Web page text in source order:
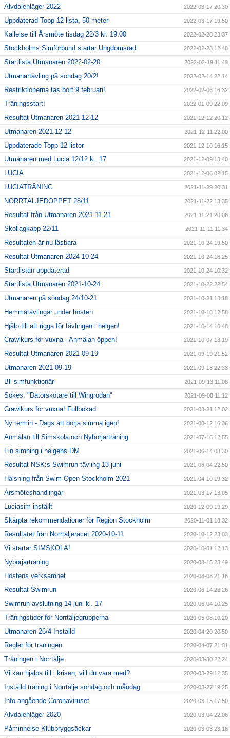
Älvdalenläger 2022 2022-03-17 20:30
Uppdaterad Topp 12-lista, 50 meter 2022-03-17 19:50
Kallelse till Årsmöte tisdag 22/3 kl. 19.00 2022-02-28 23:37
Stockholms Simförbund startar Ungdomsråd 2022-02-23 12:48
Startlista Utmanaren 2022-02-20 2022-02-19 11:49
Utmanartävling på söndag 20/2! 2022-02-14 22:14
Restriktionerna tas bort 9 februari! 2022-02-06 16:32
Träningsstart! 2022-01-09 22:09
Resultat Utmanaren 2021-12-12 2021-12-12 20:12
Utmanaren 2021-12-12 2021-12-11 22:00
Uppdaterade Topp 12-listor 2021-12-10 16:15
Utmanaren med Lucia 12/12 kl. 17 2021-12-09 13:40
LUCIA 2021-12-06 02:15
LUCIATRÄNING 2021-11-29 20:31
NORRTÄLJEDOPPET 28/11 2021-11-22 13:35
Resultat från Utmanaren 2021-11-21 2021-11-21 20:06
Skollagkapp 22/11 2021-11-11 11:34
Resultaten är nu läsbara 2021-10-24 19:50
Resultat Utmanaren 2024-10-24 2021-10-24 18:25
Startlistan uppdaterad 2021-10-24 10:32
Startlista Utmanaren 2021-10-24 2021-10-22 22:54
Utmanaren på söndag 24/10-21 2021-10-21 13:18
Hemmatävlingar under hösten 2021-10-18 12:58
Hjälp till att rigga för tävlingen i helgen! 2021-10-14 16:48
Crawlkurs för vuxna - Anmälan öppen! 2021-10-07 13:19
Resultat Utmanaren 2021-09-19 2021-09-19 21:52
Utmanaren 2021-09-19 2021-09-18 22:33
Bli simfunktionär 2021-09-13 11:08
Sökes: "Datorskötare till Wingrodan" 2021-09-08 11:12
Crawlkurs för vuxna! Fullbokad 2021-08-21 12:02
Ny termin - Dags att börja simma igen! 2021-08-12 16:36
Anmälan till Simskola och Nybörjarträning 2021-07-16 12:55
Fin simning i helgens DM 2021-06-14 08:30
Resultat NSK:s Swimrun-tävling 13 juni 2021-06-04 22:50
Hälsning från Swim Open Stockholm 2021 2021-04-10 19:32
Årsmöteshandlingar 2021-03-17 13:05
Luciasim inställt 2020-12-09 19:29
Skärpta rekommendationer för Region Stockholm 2020-11-01 18:32
Resultatet från Norrtäljeracet 2020-10-11 2020-10-12 23:03
Vi startar SIMSKOLA! 2020-10-01 12:13
Nybörjarträning 2020-08-15 23:49
Höstens verksamhet 2020-08-08 21:16
Resultat Swimrun 2020-06-14 23:26
Swimrun-avslutning 14 juni kl. 17 2020-06-04 10:25
Träningstider för Norrtäljegrupperna 2020-05-08 10:20
Utmanaren 26/4 Inställd 2020-04-20 20:50
Regler för träningen 2020-04-07 21:01
Träningen i Norrtälje 2020-03-30 22:24
Vi kan hjälpa till i krisen, vill du vara med? 2020-03-29 12:35
Inställd träning i Norrtälje söndag och måndag 2020-03-27 19:25
Info angående Coronaviruset 2020-03-15 17:50
Älvdalenläger 2020 2020-03-04 22:06
Påminnelse Klubbryggsäckar 2020-03-03 23:18